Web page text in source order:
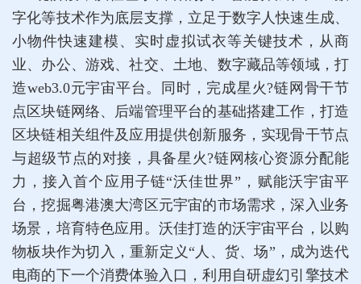
字化等技术作为底层支撑，立足于数字人快速生成、
小物件快速建模、实时虚拟试衣等关键技术，从商
业、办公、游戏、社交、土地、数字藏品等领域，打
造web3.0元宇宙平台。同时，完成星火?链网骨干节
点区块链网络、后端管理平台的基础搭建工作，打造
区块链相关组件及应用提供创新服务，实现骨干节点
与超级节点的对接，具备星火?链网核心资源分配能
力，接入首个应用子链“沃佳世界”，赋能沃宇宙平
台，挖掘粤港澳大湾区元宇宙的市场需求，深入业务
场景，培育特色应用。沃佳打造的沃宇宙平台，以购
物板块作为切入，重新定义“人、货、场”，成为迭代
电商的下一个消费体验入口，利用自研虚幻引擎技术